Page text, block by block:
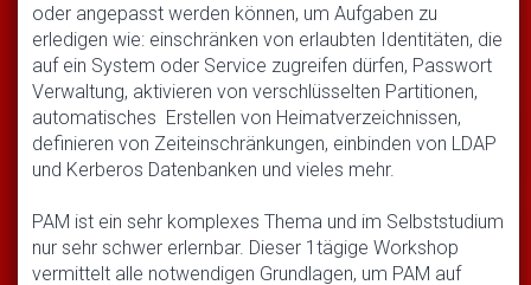
oder angepasst werden können, um Aufgaben zu
erledigen wie: einschränken von erlaubten Identitäten, die
auf ein System oder Service zugreifen dürfen, Passwort
Verwaltung, aktivieren von verschlüsselten Partitionen,
automatisches Erstellen von Heimatverzeichnissen,
definieren von Zeiteinschränkungen, einbinden von LDAP
und Kerberos Datenbanken und vieles mehr.
PAM ist ein sehr komplexes Thema und im Selbststudium
nur sehr schwer erlernbar. Dieser 1tägige Workshop
vermittelt alle notwendigen Grundlagen, um PAM auf